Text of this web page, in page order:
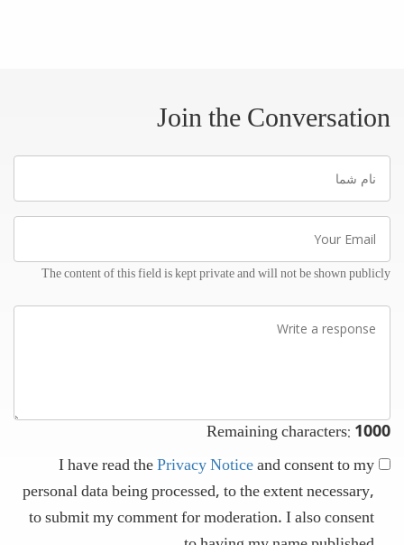
Join the Conversation
نام
شما
Your
Email
The content of this field is kept private and will not be shown publicly
Write
Remaining characters: 1000
I have read thePrivacy Noticeand consent to my
personal data being processed, to the extent necessary,
to submit my comment for moderation. I also consent